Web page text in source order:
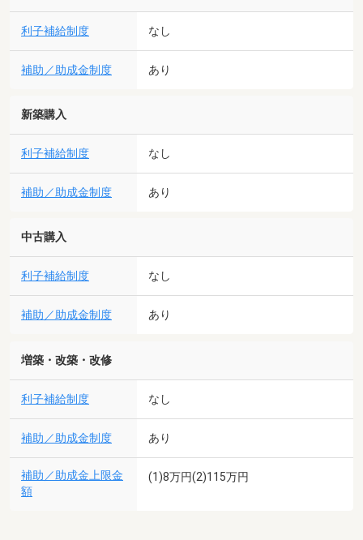
利子補給制度 なし
補助／助成金制度 あり
新築購入
利子補給制度 なし
補助／助成金制度 あり
中古購入
利子補給制度 なし
補助／助成金制度 あり
増築・改築・改修
利子補給制度 なし
補助／助成金制度 あり
補助／助成金上限金
額
(1)8万円(2)115万円